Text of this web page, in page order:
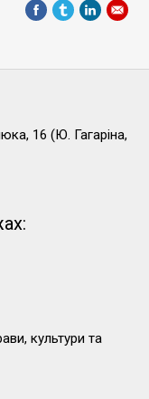
16 (Ю. Гагаріна,
культури та